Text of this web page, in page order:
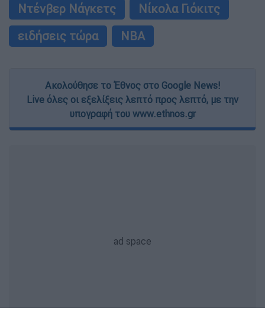
Ντένβερ Νάγκετς
Νίκολα Γιόκιτς
ειδήσεις τώρα
NBA
Ακολούθησε το Έθνος στο Google News!
Live όλες οι εξελίξεις λεπτό προς λεπτό, με την
υπογραφή του www.ethnos.gr